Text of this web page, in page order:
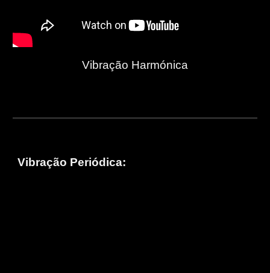
Vibração Harmónica
Vibração Periódica: